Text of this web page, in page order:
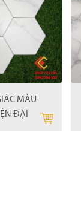
MÀU
ĐẠI